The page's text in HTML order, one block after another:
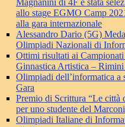
Magnanini di 4F è stata
allo stage EGMO Camp
alla gara internazionale
Alessandro Dario (5G)
Olimpiadi Nazionali di
Ottimi risultati ai
Ginnastica Artistica –
Olimpiadi dell’informatica a
Gara
Premio di Scrittura “Le città
per uno studente del Marconi
Olimpiadi Italiane di